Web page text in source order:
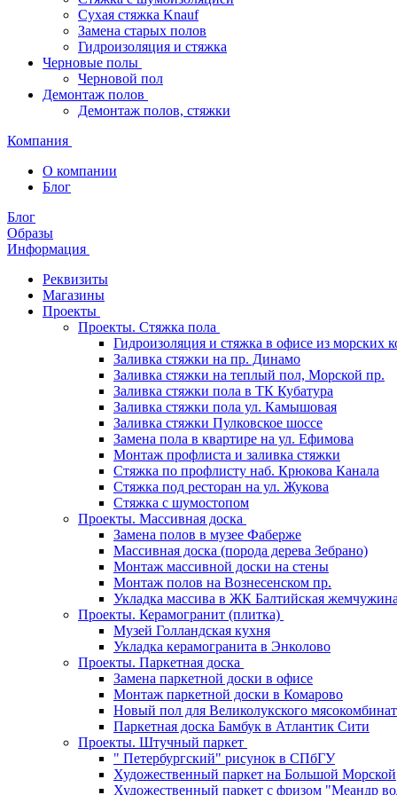
Сухая стяжка Knauf
Замена старых полов
Гидроизоляция и стяжка
Черновые полы
Черновой пол
Демонтаж полов
Демонтаж полов, стяжки
Компания
О компании
Блог
Блог
Образы
Информация
Реквизиты
Магазины
Проекты
Проекты. Стяжка пола
Гидроизоляция и стяжка в офисе из морских
Заливка стяжки на пр. Динамо
Заливка стяжки на теплый пол, Морской пр.
Заливка стяжки пола в ТК Кубатура
Заливка стяжки пола ул. Камышовая
Заливка стяжки Пулковское шоссе
Замена пола в квартире на ул. Ефимова
Монтаж профлиста и заливка стяжки
Стяжка по профлисту наб. Крюкова Канала
Стяжка под ресторан на ул. Жукова
Стяжка с шумостопом
Проекты. Массивная доска
Замена полов в музее Фаберже
Массивная доска (порода дерева Зебрано)
Монтаж массивной доски на стены
Монтаж полов на Вознесенском пр.
Укладка массива в ЖК Балтийская жемчужина
Проекты. Керамогранит (плитка)
Музей Голландская кухня
Укладка керамогранита в Энколово
Проекты. Паркетная доска
Замена паркетной доски в офисе
Монтаж паркетной доски в Комарово
Новый пол для Великолукского
Паркетная доска Бамбук в Атлантик Сити
Проекты. Штучный паркет
" Петербургский" рисунок в СПбГУ
Художественный паркет на Большой Морской
Художественный паркет с фризом "Меандр